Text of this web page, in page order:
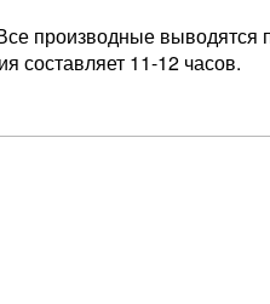
производные выводятся
составляет 11-12 часов.